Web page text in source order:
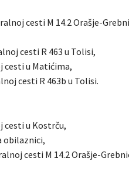
cesti M 14.2 Orašje-
cesti R 463 u Tolisi,
cesti u Matićima,
cesti R 463b u Tolisi.
cesti u Kostrču,
obilaznici,
cesti M 14.2 Orašje-